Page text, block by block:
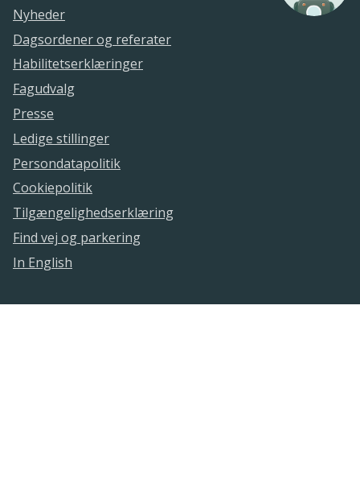
Nyheder
Dagsordener og referater
Habilitetserklæringer
Fagudvalg
Presse
Ledige stillinger
Persondatapolitik
Cookiepolitik
Tilgængelighedserklæring
Find vej og parkering
In English